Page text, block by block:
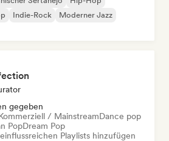
Indie-Rock
Moderner Jazz
gegeben
/ MainstreamDance pop
PopDream Pop
Playlists hinzufügen